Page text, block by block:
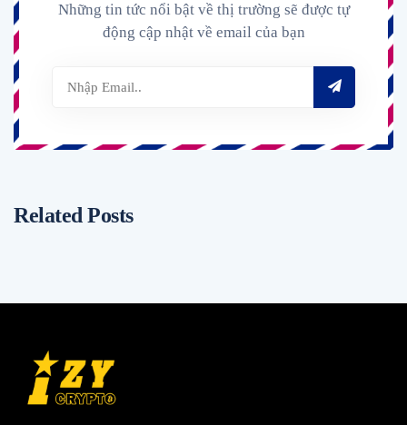
Những tin tức nổi bật về thị trường sẽ được tự
động cập nhật về email của bạn
Related Posts